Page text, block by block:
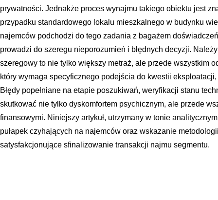
prywatności. Jednakże proces wynajmu takiego obiektu jest
przypadku standardowego lokalu mieszkalnego w budynku
najemców podchodzi do tego zadania z bagażem
prowadzi do szeregu nieporozumień i błędnych decyzji.
szeregowy to nie tylko większy metraż, ale przede wszystkim
który wymaga specyficznego podejścia do kwestii
Błędy popełniane na etapie poszukiwań, weryfikacji stanu
skutkować nie tylko dyskomfortem psychicznym, ale przede
finansowymi. Niniejszy artykuł, utrzymany w tonie
pułapek czyhających na najemców oraz wskazanie
satysfakcjonujące sfinalizowanie transakcji najmu segmentu.